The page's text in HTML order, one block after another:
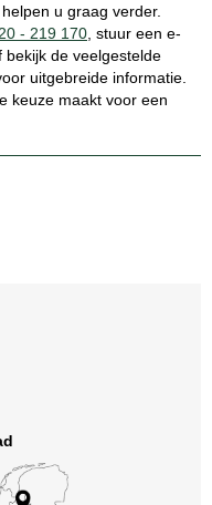
u graag verder.
- 219 170 , stuur een e-
bekijk de veelgestelde
uitgebreide informatie.
keuze maakt voor een